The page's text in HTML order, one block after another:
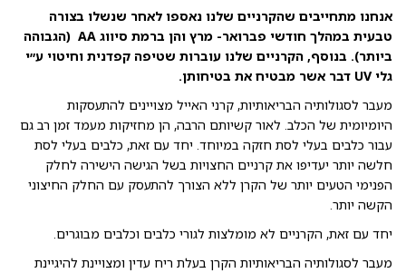
אנחנו מתחייבים שהקרניים שלנו נאספו לאחר שנשלו בצורה
טבעית במהלך חודשי פברואר- מרץ והן ברמת סיווג AA (הגבוהה
ביותר). בנוסף, הקרניים שלנו עוברות שטיפה קפדנית וחיטוי ע״י
גלי UV דבר אשר מבטיח את בטיחותן.
מעבר לסגולותיה הבריאותיות, קרני האייל מצויינים להתעסקות
היומיומית של הכלב. לאור קשיותם הרבה, הן מחזיקות מעמד זמן רב גם
עבור כלבים בעלי לסת חזקה במיוחד. יחד עם זאת, כלבים בעלי לסת
חלשה יותר יעדיפו את קרניים החצויות בשל הגישה הישירה לחלק
הפנימי הטעים יותר של הקרן ללא הצורך להתעסק עם החלק החיצוני
הקשה יותר.
יחד עם זאת, הקרניים לא מומלצות לגורי כלבים וכלבים מבוגרים.
מעבר לסגולותיה הבריאותיות הקרן בעלת ריח עדין ומצויינת להיגיינת